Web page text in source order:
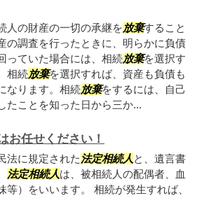
人の財産の一切の承継を放棄すること
の調査を行ったときに、明らかに負債
っていた場合には、相続放棄を選択す
相続放棄を選択すれば、資産も負債も
なります。相続放棄をするには、自己
たことを知った日から三か...
お任せください！
法に規定された 法定相続人 と、遺言書
法定相続人は、被相続人の配偶者、血
等）をいいます。 相続が発生すれば、